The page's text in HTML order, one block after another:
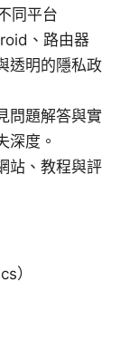
同平台
、路由器
透明的隱私政
問題解答與實
深度。
站、教程與評
）